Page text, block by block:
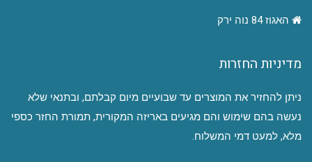
האגוז 84 נוה ירק
מדיניות החזרות
ניתן להחזיר את המוצרים עד שבועיים מיום קבלתם, ובתנאי שלא
נעשה בהם שימוש והם מגיעים באריזה המקורית, תמורת החזר כספי
מלא, למעט דמי המשלוח.